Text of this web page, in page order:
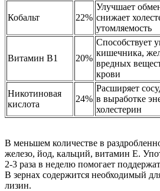
Кобальт 22%
Улучшает
снижает
утомляемость
Витамин B1 20%
Способствует
кишечника,
вредных
крови
Никотиновая
кислота
24%
Расширяет
в выработке
холестерин
В меньшем количестве в
железо, йод, кальций, витамин Е.
2-3 раза в неделю помогает
В зернах содержится необходимый
лизин.